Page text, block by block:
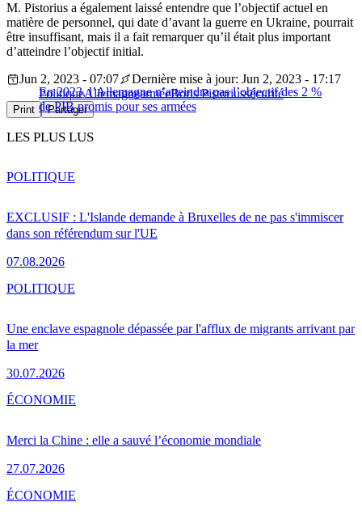
M. Pistorius a également laissé entendre que l’objectif actuel en
matière de personnel, qui date d’avant la guerre en Ukraine, pourrait
être insuffisant, mais il a fait remarquer qu’il était plus important
d’atteindre l’objectif initial.
En 2023, l’Allemagne n’atteindra pas l’objectif des 2 %
de PIB promis pour ses armées
Jun 2, 2023 - 07:07
Dernière mise à jour: Jun 2, 2023 - 17:17
PolitiqueAllemagnearméeBoris Pistoriussécurité
Print Partager
LES PLUS LUS
EXCLUSIF : L'Islande demande à Bruxelles de ne pas s'immiscer
dans son référendum sur l'UE
07.08.2026
POLITIQUE
Une enclave espagnole dépassée par l'afflux de migrants arrivant par
la mer
30.07.2026
POLITIQUE
Merci la Chine : elle a sauvé l’économie mondiale
27.07.2026
ÉCONOMIE
ÉCONOMIE